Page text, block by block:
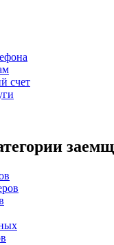
счет